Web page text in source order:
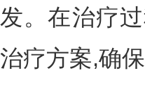
发。在治疗
治疗方案,确